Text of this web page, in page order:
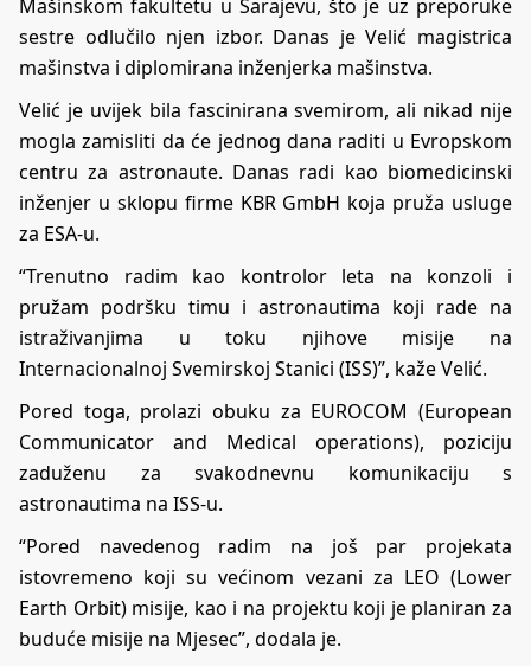
Mašinskom fakultetu u Sarajevu, što je uz preporuke
sestre odlučilo njen izbor. Danas je Velić magistrica
mašinstva i diplomirana inženjerka mašinstva.
Velić je uvijek bila fascinirana svemirom, ali nikad nije
mogla zamisliti da će jednog dana raditi u Evropskom
centru za astronaute. Danas radi kao biomedicinski
inženjer u sklopu firme KBR GmbH koja pruža usluge
za ESA-u.
“Trenutno radim kao kontrolor leta na konzoli i
pružam podršku timu i astronautima koji rade na
istraživanjima u toku njihove misije na
Internacionalnoj Svemirskoj Stanici (ISS)”, kaže Velić.
Pored toga, prolazi obuku za EUROCOM (European
Communicator and Medical operations), poziciju
zaduženu za svakodnevnu komunikaciju s
astronautima na ISS-u.
“Pored navedenog radim na još par projekata
istovremeno koji su većinom vezani za LEO (Lower
Earth Orbit) misije, kao i na projektu koji je planiran za
buduće misije na Mjesec”, dodala je.